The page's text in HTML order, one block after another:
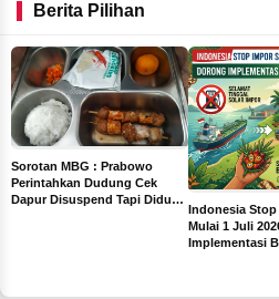
Berita Pilihan
Sorotan MBG : Prabowo
Perintahkan Dudung Cek
Dapur Disuspend Tapi Diduga
Indonesia
Mulai 1 Juli
Implementasi